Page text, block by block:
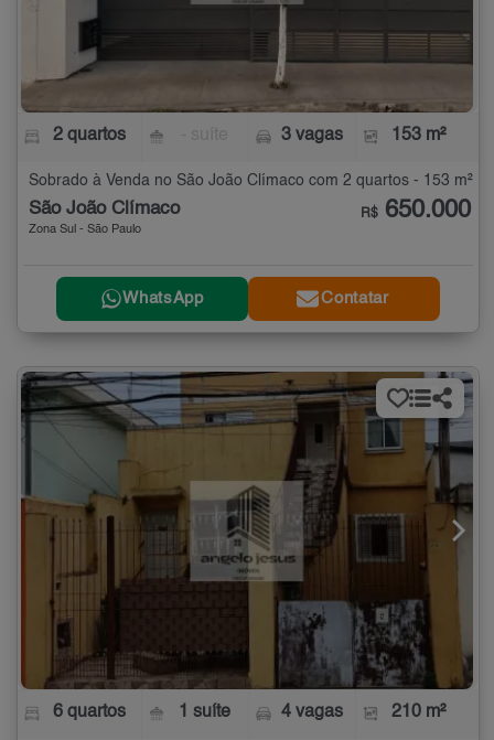
2 quartos 3 vagas 153 m²
Sobrado à Venda no São João Clímaco com 2 quartos - 153 m²
São João Clímaco
Zona Sul - São Paulo
R$ 650.000
WhatsApp Contatar
6 quartos 1 suíte 4 vagas 210 m²